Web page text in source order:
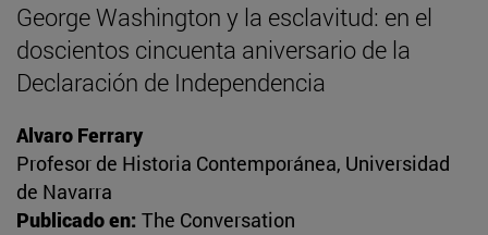
George Washington y la esclavitud: en el
doscientos cincuenta aniversario de la
Declaración de Independencia
Alvaro Ferrary
Profesor de Historia Contemporánea, Universidad
de Navarra
Publicado en: The Conversation